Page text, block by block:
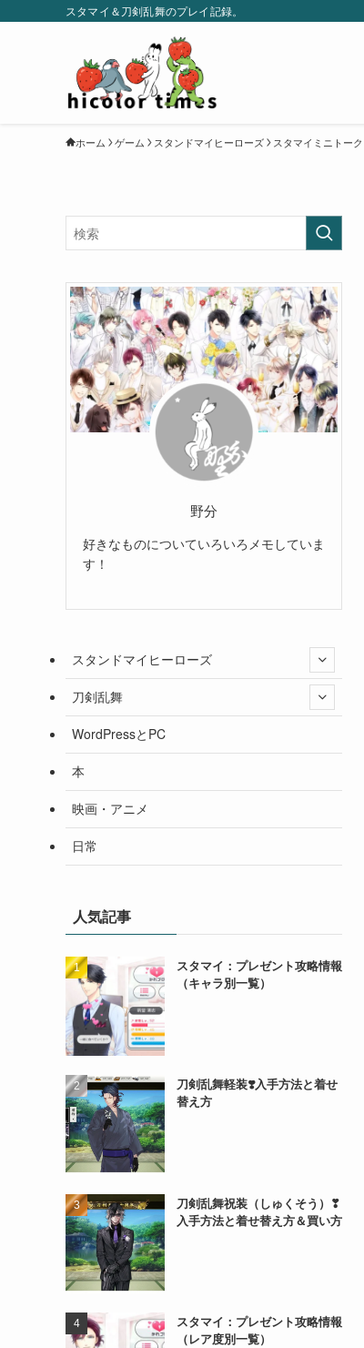
スタマイ＆刀剣乱舞のプレイ記録。
ホーム ゲーム スタンドマイヒーローズ スタマイミニトーク
野分
好きなものについていろいろメモしていま
す！
スタンドマイヒーローズ
刀剣乱舞
WordPressとPC
本
映画・アニメ
日常
人気記事
スタマイ：プレゼント攻略情報
（キャラ別一覧）
刀剣乱舞軽装❣️入手方法と着せ
替え方
刀剣乱舞祝装（しゅくそう）❣
入手方法と着せ替え方＆買い方
スタマイ：プレゼント攻略情報
（レア度別一覧）